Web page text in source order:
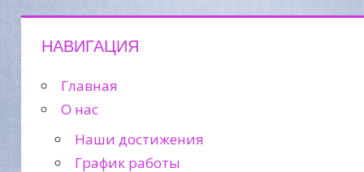
НАВИГАЦИЯ
Главная
О нас
Наши достижения
График работы